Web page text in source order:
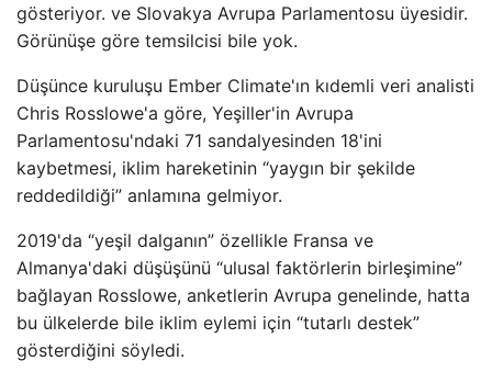
gösteriyor. ve Slovakya Avrupa Parlamentosu üyesidir.
Görünüşe göre temsilcisi bile yok.
Düşünce kuruluşu Ember Climate'ın kıdemli veri analisti
Chris Rosslowe'a göre, Yeşiller'in Avrupa
Parlamentosu'ndaki 71 sandalyesinden 18'ini
kaybetmesi, iklim hareketinin “yaygın bir şekilde
reddedildiği” anlamına gelmiyor.
2019'da “yeşil dalganın” özellikle Fransa ve
Almanya'daki düşüşünü “ulusal faktörlerin birleşimine”
bağlayan Rosslowe, anketlerin Avrupa genelinde, hatta
bu ülkelerde bile iklim eylemi için “tutarlı destek”
gösterdiğini söyledi.